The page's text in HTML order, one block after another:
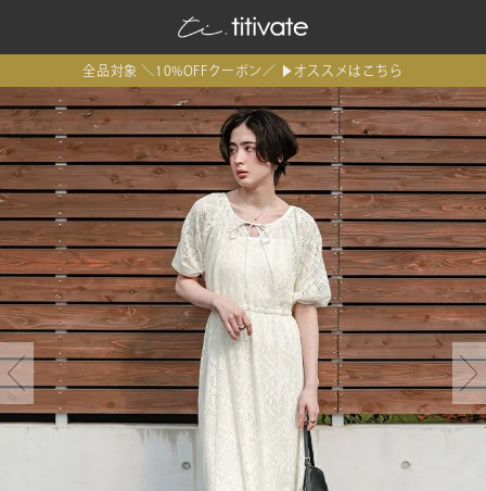
全品対象 ＼10%OFFクーポン／ ▶オススメはこちら